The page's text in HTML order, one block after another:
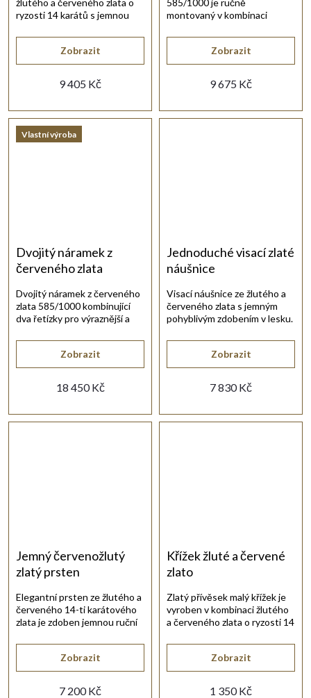
9 405 Kč
Zobrazit
žlutého a červeného zlata o
ryzosti 14 karátů s jemnou
9 675 Kč
Zobrazit
585/1000 je ručně
montovaný v kombinaci
Vlastní výroba
Dvojitý náramek z
červeného zlata
18 450 Kč
Zobrazit
Dvojitý náramek z červeného
zlata 585/1000 kombinující
dva řetízky pro výraznější a
Jednoduché visací zlaté
náušnice
7 830 Kč
Zobrazit
Visací náušnice ze žlutého a
červeného zlata s jemným
pohyblivým zdobením v lesku.
Jemný červenožlutý
zlatý prsten
7 200 Kč
Zobrazit
Elegantní prsten ze žlutého a
červeného 14-ti karátového
zlata je zdoben jemnou ruční
Křížek žluté a červené
zlato
1 350 Kč
Zobrazit
Zlatý přívěsek malý křížek je
vyroben v kombinaci žlutého
a červeného zlata o ryzosti 14